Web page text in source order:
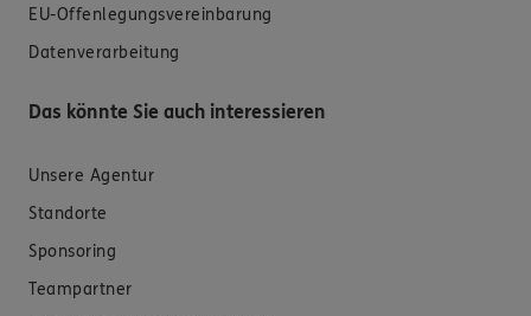
EU-Offenlegungsvereinbarung
Datenverarbeitung
Das könnte Sie auch interessieren
Unsere Agentur
Standorte
Sponsoring
Teampartner